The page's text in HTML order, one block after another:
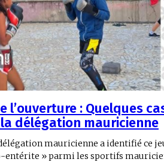
l’ouverture : Quelques
délégation mauricienne
mauricienne a identifié ce
entérite » parmi les sportifs